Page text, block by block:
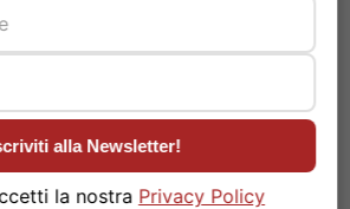
alla Newsletter!
la nostra Privacy Policy